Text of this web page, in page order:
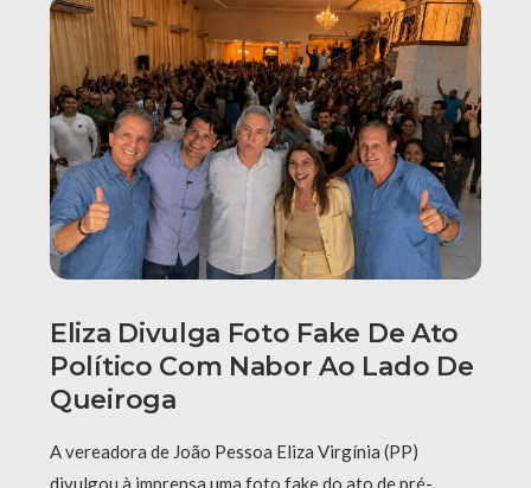
Eliza Divulga Foto Fake De Ato
Político Com Nabor Ao Lado De
Queiroga
A vereadora de João Pessoa Eliza Virgínia (PP)
divulgou à imprensa uma foto fake do ato de pré-